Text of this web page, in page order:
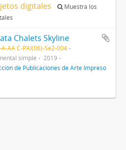
digitales
Muestra los
Chalets Skyline
AA C-PAI(06)-Se2-004
simple
2019
de Publicaciones de Arte Impreso